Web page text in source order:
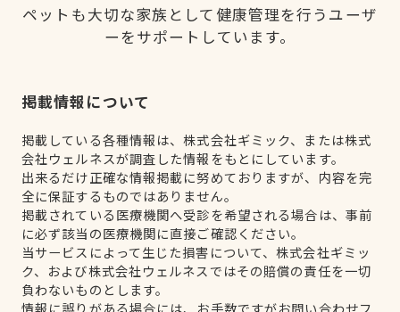
ペットも大切な家族として健康管理を行うユーザ
ーをサポートしています。
掲載情報について
掲載している各種情報は、株式会社ギミック、または株式
会社ウェルネスが調査した情報をもとにしています。
出来るだけ正確な情報掲載に努めておりますが、内容を完
全に保証するものではありません。
掲載されている医療機関へ受診を希望される場合は、事前
に必ず該当の医療機関に直接ご確認ください。
当サービスによって生じた損害について、株式会社ギミッ
ク、および株式会社ウェルネスではその賠償の責任を一切
負わないものとします。
情報に誤りがある場合には、お手数ですがお問い合わせフ